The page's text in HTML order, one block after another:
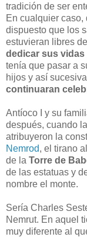
tradición de ser
En cualquier caso,
dispuesto que los
estuvieran libres
dedicar sus
tenía que pasar a
hijos y así
continuaran
Antíoco I y su
después, cuando
atribuyeron la
Nemrod, el tirano
de la Torre de
de las estatuas y
nombre el monte.
Sería Charles
Nemrut. En aquel
muy diferente al